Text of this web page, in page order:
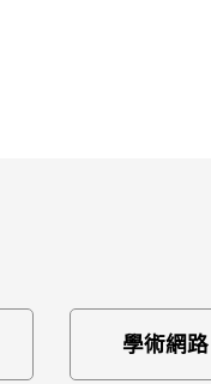
學術網路